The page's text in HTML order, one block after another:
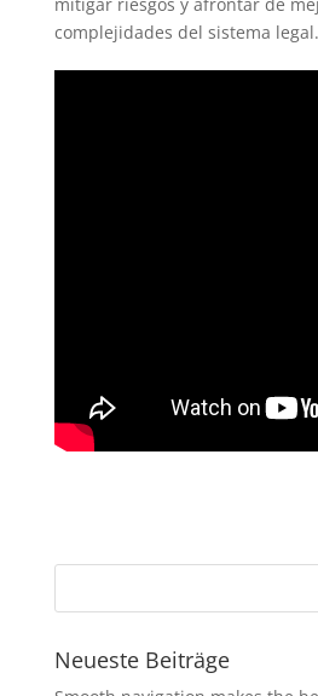
mitigar riesgos y afrontar de
complejidades del sistema legal.
Neueste Beiträge